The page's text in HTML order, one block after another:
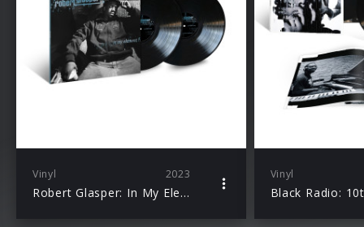
Vinyl 2023
Robert Glasper: In My Element (Blue Note Classic Vinyl)
Vinyl